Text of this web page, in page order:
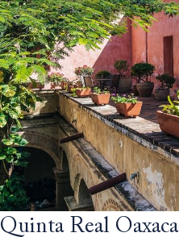
Quinta Real Oaxaca